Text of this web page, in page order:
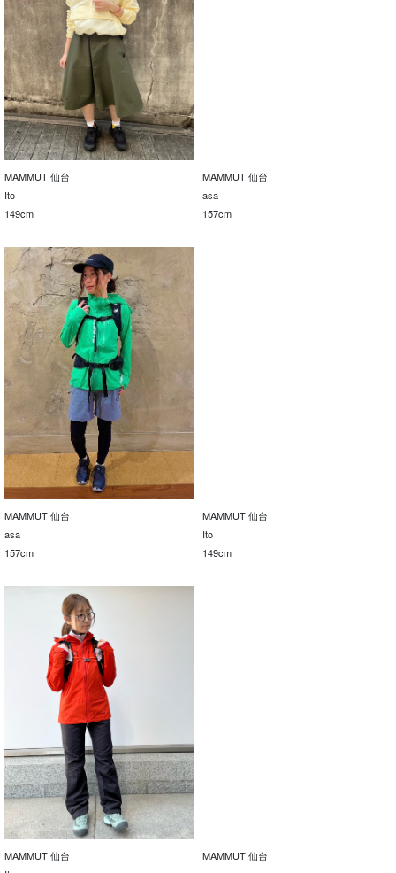
MAMMUT 仙台
Ito
149cm
MAMMUT 仙台
asa
157cm
MAMMUT 仙台
asa
157cm
MAMMUT 仙台
Ito
149cm
MAMMUT 仙台
MAMMUT 仙台